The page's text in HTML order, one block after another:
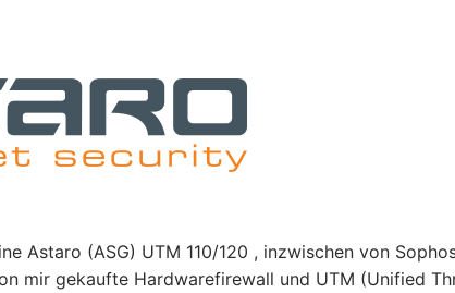
Astaro (ASG) UTM 110/120 , inzwischen von
mir gekaufte Hardwarefirewall und UTM (Unified